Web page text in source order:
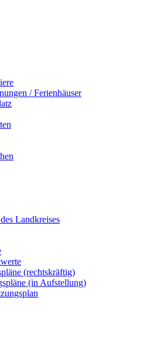
/ Ferienhäuser
Landkreises
(rechtskräftig)
(in Aufstellung)